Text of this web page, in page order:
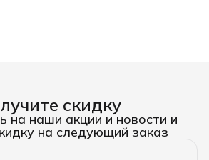
скидку
на наши акции и новости и
на следующий заказ